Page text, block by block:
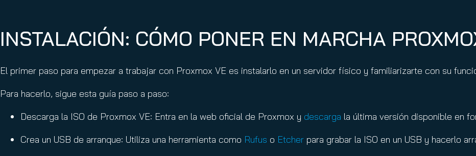
INSTALACIÓN: CÓMO PONER EN MARCHA
El primer paso para empezar a trabajar con Proxmox VE es instalarlo en un servidor físico y familiarizarte con su
Para hacerlo, sigue esta guía paso a paso:
Descarga la ISO de Proxmox VE: Entra en la web oficial de Proxmox y descarga la última versión disponible en
Crea un USB de arranque: Utiliza una herramienta como Rufus o Etcher para grabar la ISO en un USB y hacerlo